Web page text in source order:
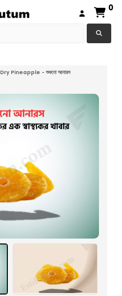
0
Dry Pineapple - শুকনো আনারস